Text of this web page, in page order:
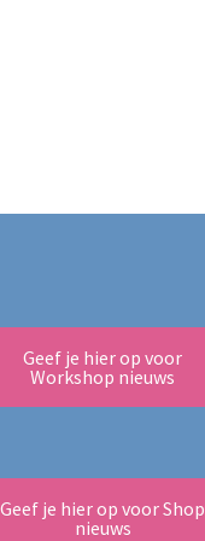
Geef je hier op voor
Workshop nieuws
Geef je hier op voor Shop
nieuws